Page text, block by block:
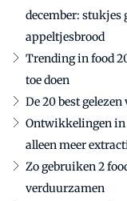
december: stukjes
appeltjesbrood
Trending in food
toe doen
De 20 best
Ontwikkelingen in
alleen meer
Zo gebruiken 2
verduurzamen